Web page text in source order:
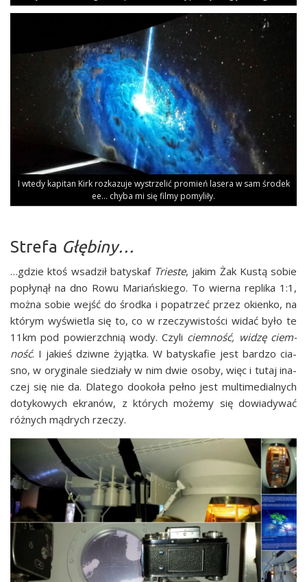
I wte­dy kapi­tan Kirk roz­ka­zu­je wystrze­lić pro­mień lase­ra w sam śro­dek
ee… chy­ba mi się fil­my pomyliły.
Strefa Głębiny…
…gdzie ktoś wsa­dził baty­skaf Trie­ste, jakim Żak Kustą sobie
popły­nął na dno Rowu Mariań­skie­go. To wier­na repli­ka 1:1,
moż­na sobie wejść do środ­ka i popa­trzeć przez okien­ko, na
któ­rym wyświe­tla się to, co w rze­czy­wi­sto­ści widać było te
11km pod powierzch­nią wody. Czy­li ciem­ność, widzę ciem­
ność. I jakieś dziw­ne żyjąt­ka. W baty­ska­fie jest bar­dzo cia­
sno, w ory­gi­na­le sie­dzia­ły w nim dwie oso­by, więc i tutaj ina­
czej się nie da. Dla­te­go dooko­ła peł­no jest mul­ti­me­dial­nych
doty­ko­wych ekra­nów, z któ­rych może­my się dowia­dy­wać
róż­nych mądrych rzeczy.